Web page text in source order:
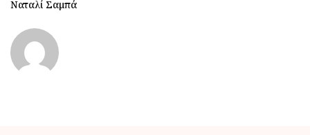
Ναταλί Σαμπά